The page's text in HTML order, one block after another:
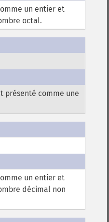
un entier et
octal.
présenté comme une
un entier et
décimal non